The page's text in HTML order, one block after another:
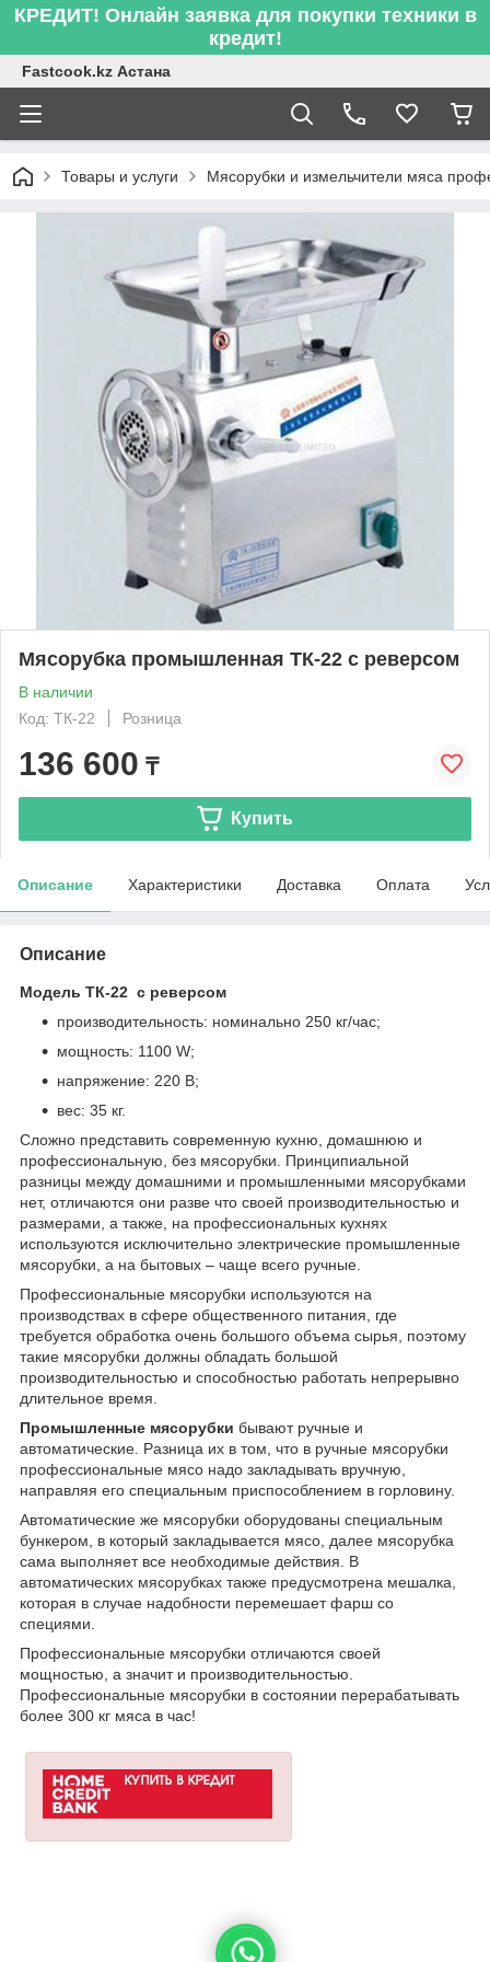
КРЕДИТ! Онлайн заявка для покупки техники в
кредит!
Fastcook.kz Астана
Товары и услуги Мясорубки и измельчители мяса
Мясорубка промышленная ТК-22 с реверсом
В наличии
Код: ТК-22
Розница
136 600 ₸
Купить
Описание Характеристики Доставка Оплата
Описание
Модель ТК-22 с реверсом
производительность: номинально 250 кг/час;
мощность: 1100 W;
напряжение: 220 В;
вес: 35 кг.
Сложно представить современную кухню, домашнюю и
профессиональную, без мясорубки. Принципиальной
разницы между домашними и промышленными мясорубками
нет, отличаются они разве что своей производительностью и
размерами, а также, на профессиональных кухнях
используются исключительно электрические промышленные
мясорубки, а на бытовых – чаще всего ручные.
Профессиональные мясорубки используются на
производствах в сфере общественного питания, где
требуется обработка очень большого объема сырья, поэтому
такие мясорубки должны обладать большой
производительностью и способностью работать непрерывно
длительное время.
Промышленные мясорубки бывают ручные и
автоматические. Разница их в том, что в ручные мясорубки
профессиональные мясо надо закладывать вручную,
направляя его специальным приспособлением в горловину.
Автоматические же мясорубки оборудованы специальным
бункером, в который закладывается мясо, далее мясорубка
сама выполняет все необходимые действия. В
автоматических мясорубках также предусмотрена мешалка,
которая в случае надобности перемешает фарш со
специями.
Профессиональные мясорубки отличаются своей
мощностью, а значит и производительностью.
Профессиональные мясорубки в состоянии перерабатывать
более 300 кг мяса в час!